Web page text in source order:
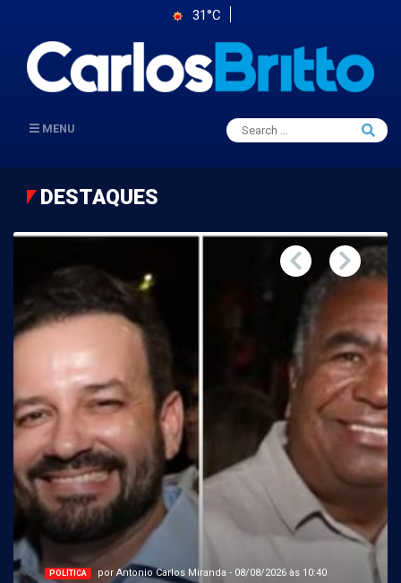
31°C
MENU
Search
for:
Search
DESTAQUES
POLÍTICA por Antonio Carlos Miranda - 08/08/2026 às 10:40